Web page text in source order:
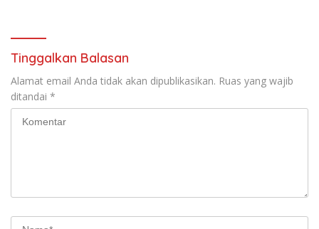
Tinggalkan Balasan
Alamat email Anda tidak akan dipublikasikan. Ruas yang wajib
ditandai *